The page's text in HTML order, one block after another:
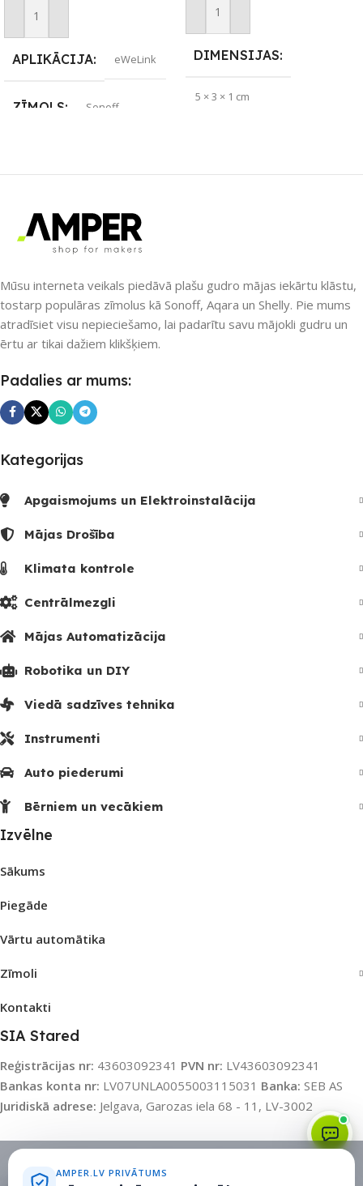
Pievienot Grozam
APLIKĀCIJA eWeLink
ZĪMOLS Sonoff
UZREIZ PIEEJAMAIS
1
Pievienot Grozam
DIMENSIJAS
5 × 3 × 1 cm
APLIKĀCIJA
PIEEJAMS UZREIZ Jā
Mūsu interneta veikals piedāvā plašu gudro mājas iekārtu klāstu,
tostarp populāras zīmolus kā Sonoff, Aqara un Shelly. Pie mums
atradīsiet visu nepieciešamo, lai padarītu savu mājokli gudru un
ērtu ar tikai dažiem klikšķiem.
Padalies ar mums:
Kategorijas
Apgaismojums un Elektroinstalācija
Mājas Drošība
Klimata kontrole
Centrālmezgli
Mājas Automatizācija
Robotika un DIY
Viedā sadzīves tehnika
Instrumenti
Auto piederumi
Bērniem un vecākiem
Izvēlne
Sākums
Piegāde
Vārtu automātika
Zīmoli
Kontakti
SIA Stared
Reģistrācijas nr: 43603092341 PVN nr: LV43603092341
Bankas konta nr: LV07UNLA0055003115031 Banka: SEB AS
Juridiskā adrese: Jelgava, Garozas iela 68 - 11, LV-3002
AMPER.LV PRIVĀTUMS